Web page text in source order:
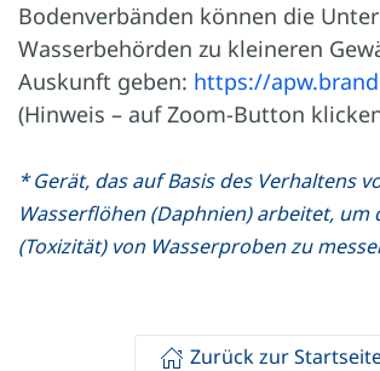
Bodenverbänden können die
Wasserbehörden zu kleineren
Auskunft geben: https://
(Hinweis – auf Zoom-Button
* Gerät, das auf Basis des Verhaltens
Wasserflöhen (Daphnien) arbeitet, um
(Toxizität) von Wasserproben zu
Zurück zur